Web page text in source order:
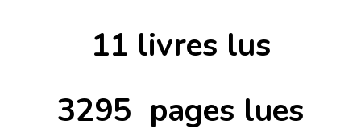
11 livres lus
3295 pages lues